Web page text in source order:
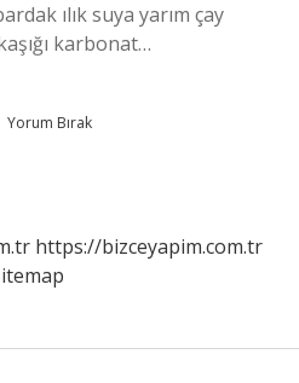
ılık suya yarım çay
karbonat…
Yorum Bırak
https://bizceyapim.com.tr